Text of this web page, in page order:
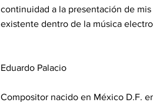
continuidad a la presentación de
existente dentro de la música
Eduardo Palacio
Compositor nacido en México D.F.